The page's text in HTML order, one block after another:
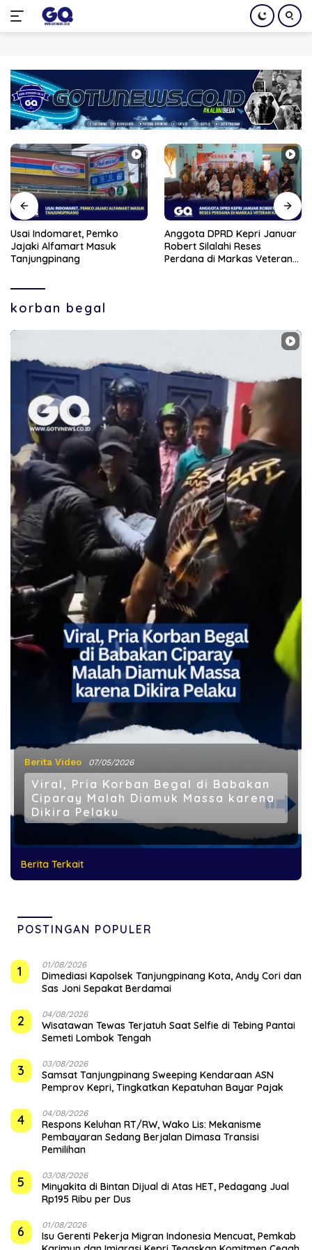
konten
Usai Indomaret, Pemko
Jajaki Alfamart Masuk
Tanjungpinang
Anggota DPRD Kepri Januar
Robert Silalahi Reses
Perdana di Markas Veteran
korban begal
Berita Video 07/05/2026
Viral, Pria Korban Begal di Babakan
Ciparay Malah Diamuk Massa karena
Dikira Pelaku
Berita Terkait
POSTINGAN POPULER
1 01/08/2026
Dimediasi Kapolsek Tanjungpinang Kota, Andy Cori dan
Sas Joni Sepakat Berdamai
2 04/08/2026
Wisatawan Tewas Terjatuh Saat Selfie di Tebing Pantai
Semeti Lombok Tengah
3 03/08/2026
Samsat Tanjungpinang Sweeping Kendaraan ASN
Pemprov Kepri, Tingkatkan Kepatuhan Bayar Pajak
4 04/08/2026
‎Respons Keluhan RT/RW, Wako Lis: Mekanisme
Pembayaran Sedang Berjalan Dimasa Transisi
Pemilihan
5 03/08/2026
Minyakita di Bintan Dijual di Atas HET, Pedagang Jual
Rp195 Ribu per Dus
6 01/08/2026
Isu Gerenti Pekerja Migran Indonesia Mencuat, Pemkab